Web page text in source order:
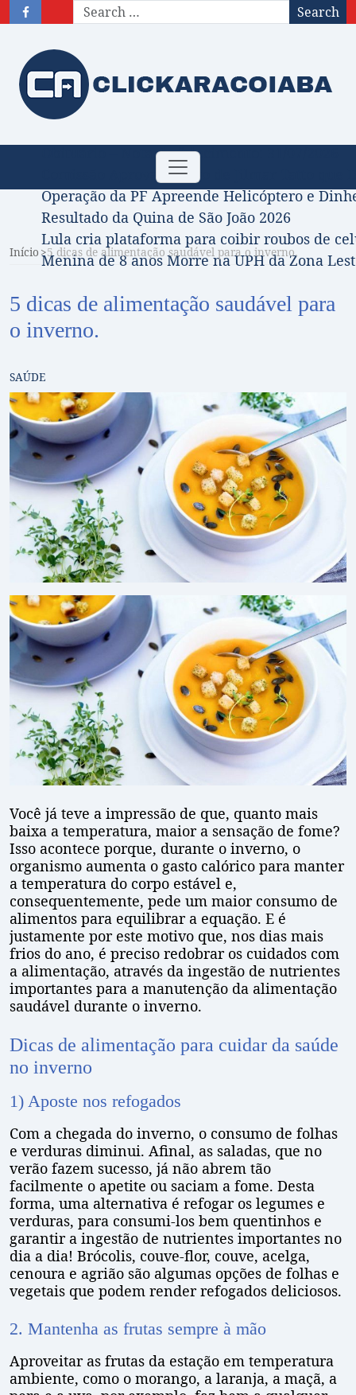
Search
Toggle
navigation
Obituário – Nota de falecimento: 31/07/2026
Comissão Aprova Projeto de Jilmar Tatto
Operação da PF Apreende Helicóptero e
Resultado da Quina de São João 2026
Lula cria plataforma para coibir roubos de
Menina de 8 anos Morre na UPH da Zona
Início 5 dicas de alimentação saudável para o inverno.
5 dicas de alimentação saudável para
o inverno.
SAÚDE
Você já teve a impressão de que, quanto mais
baixa a temperatura, maior a sensação de fome?
Isso acontece porque, durante o inverno, o
organismo aumenta o gasto calórico para manter
a temperatura do corpo estável e,
consequentemente, pede um maior consumo de
alimentos para equilibrar a equação. E é
justamente por este motivo que, nos dias mais
frios do ano, é preciso redobrar os cuidados com
a alimentação, através da ingestão de nutrientes
importantes para a manutenção da alimentação
saudável durante o inverno.
Dicas de alimentação para cuidar da saúde
no inverno
1) Aposte nos refogados
Com a chegada do inverno, o consumo de folhas
e verduras diminui. Afinal, as saladas, que no
verão fazem sucesso, já não abrem tão
facilmente o apetite ou saciam a fome. Desta
forma, uma alternativa é refogar os legumes e
verduras, para consumi-los bem quentinhos e
garantir a ingestão de nutrientes importantes no
dia a dia! Brócolis, couve-flor, couve, acelga,
cenoura e agrião são algumas opções de folhas e
vegetais que podem render refogados deliciosos.
2. Mantenha as frutas sempre à mão
Aproveitar as frutas da estação em temperatura
ambiente, como o morango, a laranja, a maçã, a